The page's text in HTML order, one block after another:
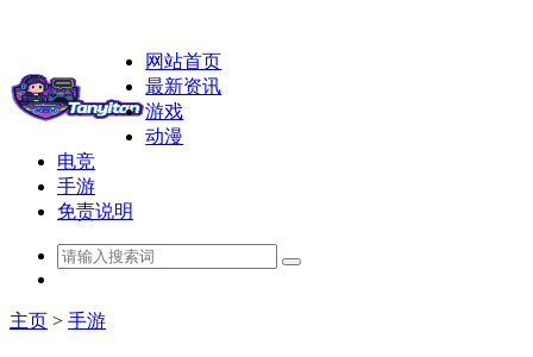
网站首页
最新资讯
游戏
动漫
电竞
手游
免责说明
主页 > 手游